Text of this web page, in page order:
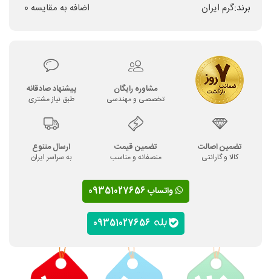
برند:گرم ایران اضافه به مقایسه 0
مشاوره رایگان
تخصصی و مهندسی
پیشنهاد صادقانه
طبق نیاز مشتری
تضمین اصالت
کالا و گارانتی
تضمین قیمت
منصفانه و مناسب
ارسال متنوع
به سراسر ایران
واتساپ 09351027656